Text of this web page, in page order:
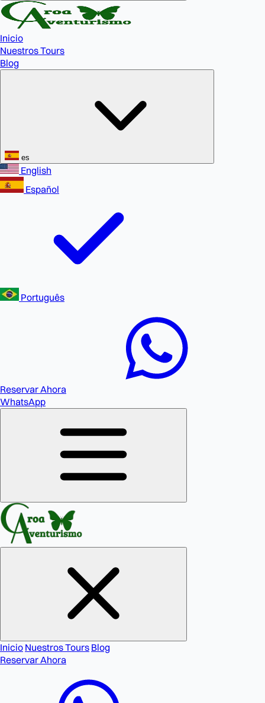
Inicio
Nuestros Tours
Blog
es
English
Español
Português
Reservar Ahora
WhatsApp
Inicio Nuestros Tours Blog
Reservar Ahora